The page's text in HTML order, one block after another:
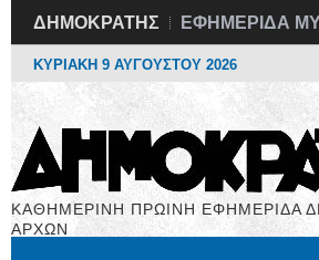
ΔΗΜΟΚΡΑΤΗΣ ΕΦΗΜΕΡΙΔΑ
ΚΥΡΙΑΚΗ 9 ΑΥΓΟΥΣΤΟΥ 2026
ΚΑΘΗΜΕΡΙΝΗ ΠΡΩΙΝΗ ΕΦΗΜΕΡΙΔΑ
ΑΡΧΩΝ